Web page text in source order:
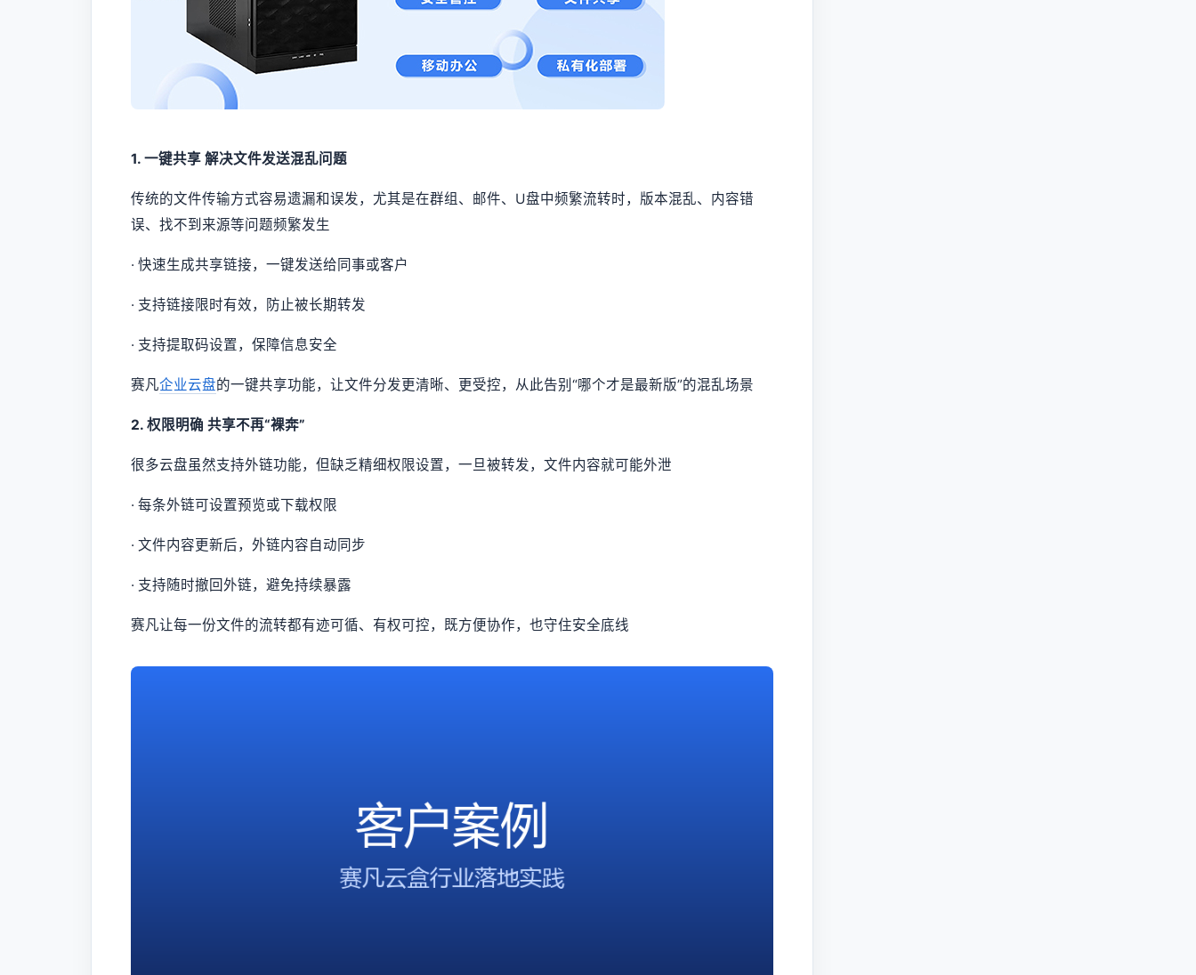
1. 一键共享 解决文件发送混乱问题
传统的文件传输方式容易遗漏和误发，尤其是在群组、邮件、U盘中频繁流转时，版本混乱、内容错
误、找不到来源等问题频繁发生
· 快速生成共享链接，一键发送给同事或客户
· 支持链接限时有效，防止被长期转发
· 支持提取码设置，保障信息安全
赛凡企业云盘的一键共享功能，让文件分发更清晰、更受控，从此告别“哪个才是最新版”的混乱场景
2. 权限明确 共享不再“裸奔”
很多云盘虽然支持外链功能，但缺乏精细权限设置，一旦被转发，文件内容就可能外泄
· 每条外链可设置预览或下载权限
· 文件内容更新后，外链内容自动同步
· 支持随时撤回外链，避免持续暴露
赛凡让每一份文件的流转都有迹可循、有权可控，既方便协作，也守住安全底线